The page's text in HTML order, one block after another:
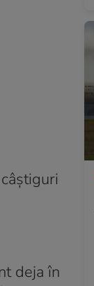
deja în